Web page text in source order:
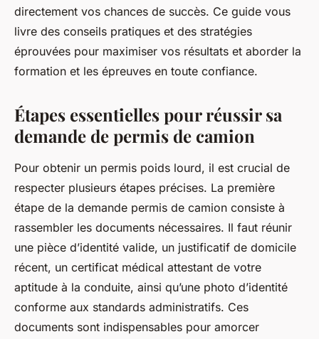
Inès•19 janvier 2026•5 min de lecture
directement vos chances de succès. Ce guide vous
livre des conseils pratiques et des stratégies
éprouvées pour maximiser vos résultats et aborder la
formation et les épreuves en toute confiance.
Étapes essentielles pour réussir sa
demande de permis de camion
Pour obtenir un permis poids lourd, il est crucial de
respecter plusieurs étapes précises. La première
étape de la demande permis de camion consiste à
rassembler les documents nécessaires. Il faut réunir
une pièce d’identité valide, un justificatif de domicile
récent, un certificat médical attestant de votre
aptitude à la conduite, ainsi qu’une photo d’identité
conforme aux standards administratifs. Ces
documents sont indispensables pour amorcer